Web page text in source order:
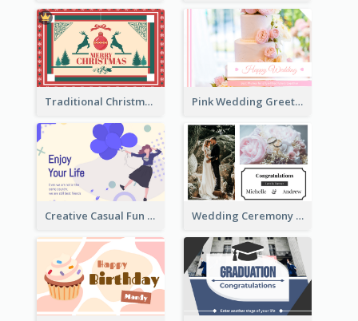
Traditional Christmas Card Design Template Idea Pink Wedding Greeting Card With Photography
Creative Casual Fun Greeting Card Wedding Ceremony Greeting Card With Photos